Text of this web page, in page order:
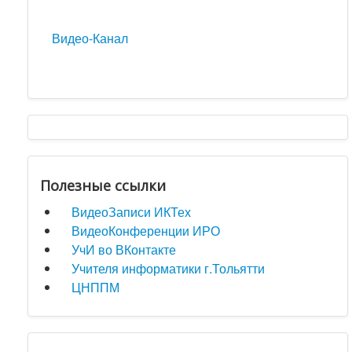
Видео-Канал
Полезные ссылки
ВидеоЗаписи ИКТех
ВидеоКонференции ИРО
УчИ во ВКонтакте
Учителя информатики г.Тольятти
ЦНППМ